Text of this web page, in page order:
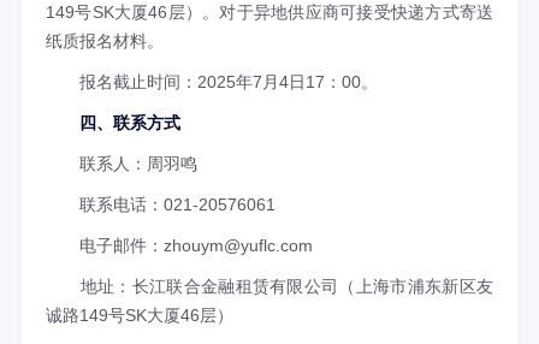
149号SK大厦46层）。对于异地供应商可接受快递方式寄送
纸质报名材料。
报名截止时间：2025年7月4日17：00。
四、联系方式
联系人：周羽鸣
联系电话：021-20576061
电子邮件：zhouym@yuflc.com
地址：长江联合金融租赁有限公司（上海市浦东新区友
诚路149号SK大厦46层）